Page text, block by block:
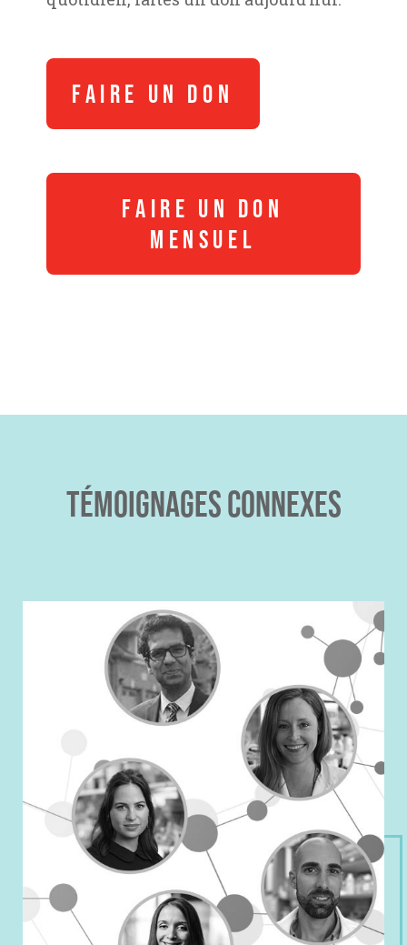
FAIRE UN DON
FAIRE UN DON
MENSUEL
TÉMOIGNAGES CONNEXES